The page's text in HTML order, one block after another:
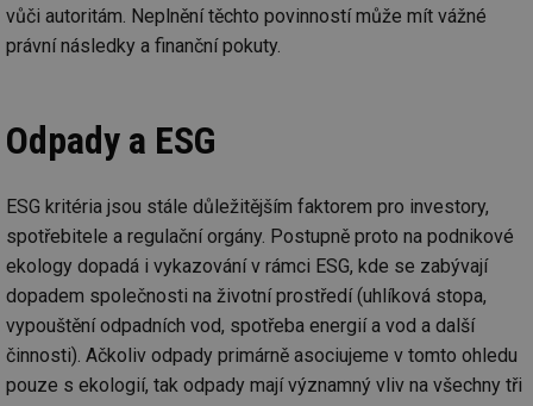
vůči autoritám. Neplnění těchto povinností může mít vážné
právní následky a finanční pokuty.
Odpady a ESG
ESG kritéria jsou stále důležitějším faktorem pro investory,
spotřebitele a regulační orgány. Postupně proto na podnikové
ekology dopadá i vykazování v rámci ESG, kde se zabývají
dopadem společnosti na životní prostředí (uhlíková stopa,
vypouštění odpadních vod, spotřeba energií a vod a další
činnosti). Ačkoliv odpady primárně asociujeme v tomto ohledu
pouze s ekologií, tak odpady mají významný vliv na všechny tři